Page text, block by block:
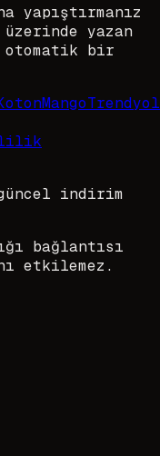
yapıştırmanız
yazan
otomatik bir
MangoTrendyol
indirim
bağlantısı
etkilemez.